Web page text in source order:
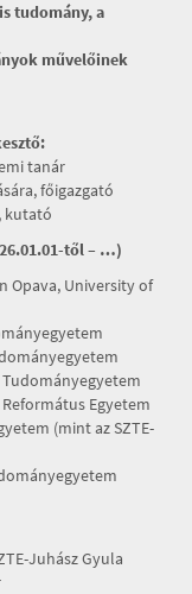
tudomány, a
művelőinek
tanár
főigazgató
kutató
től – …)
Opava, University of
Tudományegyetem
Református Egyetem
(mint az SZTE-
Juhász Gyula